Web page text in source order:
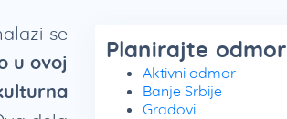
se
u ovoj
Planirajte odmor
Aktivni odmor
Banje Srbije
Gradovi